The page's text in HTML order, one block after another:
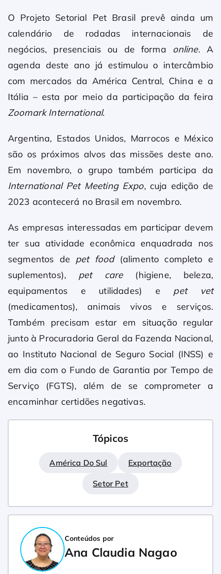
O Projeto Setorial Pet Brasil prevê ainda um
calendário de rodadas internacionais de
negócios, presenciais ou de forma online. A
agenda deste ano já estimulou o intercâmbio
com mercados da América Central, China e a
Itália – esta por meio da participação da feira
Zoomark International.
Argentina, Estados Unidos, Marrocos e México
são os próximos alvos das missões deste ano.
Em novembro, o grupo também participa da
International Pet Meeting Expo, cuja edição de
2023 acontecerá no Brasil em novembro.
As empresas interessadas em participar devem
ter sua atividade econômica enquadrada nos
segmentos de pet food (alimento completo e
suplementos), pet care(higiene, beleza,
equipamentos e utilidades) e pet vet
(medicamentos), animais vivos e serviços.
Também precisam estar em situação regular
junto à Procuradoria Geral da Fazenda Nacional,
ao Instituto Nacional de Seguro Social (INSS) e
em dia com o Fundo de Garantia por Tempo de
Serviço (FGTS), além de se comprometer a
encaminhar certidões negativas.
Tópicos
América Do Sul Exportação
Setor Pet
Conteúdos por
Ana Claudia Nagao